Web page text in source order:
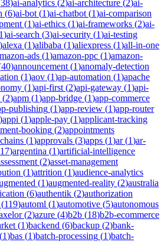
38)ai-analytics (2)ai-architecture (2)ai-
(6)ai-bot (1)ai-chatbot (1)ai-comparison
(1)ai-ethics (1)ai-frameworks (2)ai-
1)ai-search (3)ai-security (1)ai-testing
)alexa (1)alibaba (1)aliexpress (1)all-in-one
ads (1)amazon-ppc (1)amazon-
40)announcement (1)anomaly-detection
(1)aov (1)ap-automation (1)apache
(1)api-first (2)api-gateway (1)api-
(2)apm (1)app-bridge (1)app-commerce
publishing (1)app-review (1)app-router
)appi (1)apple-pay (1)applicant-tracking
booking (2)appointments
(1)approvals (3)apps (1)ar(1)ar-
17)argentina (1)artificial-intelligence
(2)asset-management
(1)attrition (1)audience-analytics
(1)augmented-reality (2)australia
(6)authentik (2)authorization
(119)automl (1)automotive (5)autonomous
(2)azure (4)b2b (18)b2b-ecommerce
(1)backend (6)backup (2)bank-
(1)bas (1)batch-processing (1)batch-